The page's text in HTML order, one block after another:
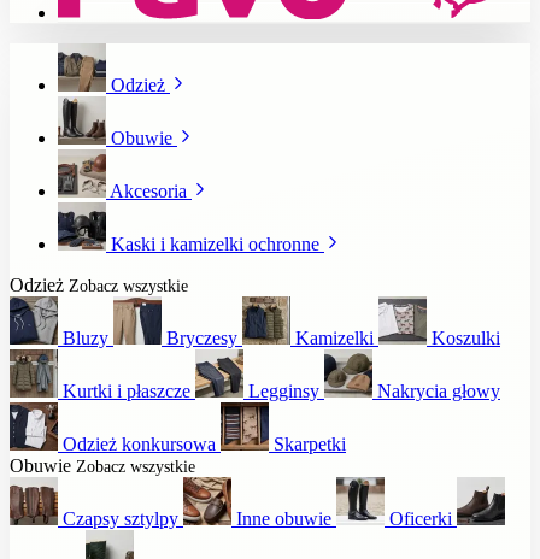
Odzież
Obuwie
Akcesoria
Kaski i kamizelki ochronne
Odzież Zobacz wszystkie
Bluzy Bryczesy Kamizelki Koszulki
Kurtki i płaszcze Legginsy Nakrycia głowy
Odzież konkursowa
Skarpetki
Obuwie Zobacz wszystkie
Czapsy sztylpy Inne obuwie Oficerki